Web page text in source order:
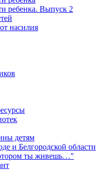
ребенка. Выпуск 2
насилия
детям
и Белгородской области
ты живешь…"